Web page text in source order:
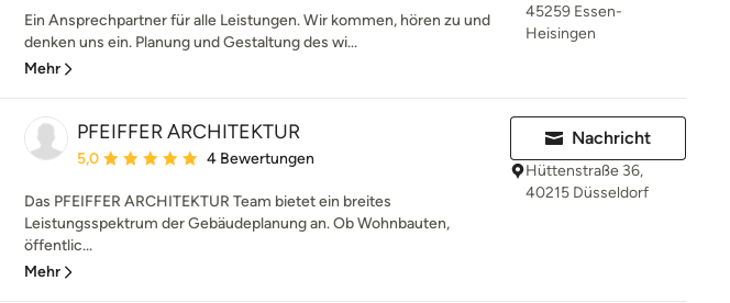
Ein Ansprechpartner für alle Leistungen. Wir kommen, hören zu und
denken uns ein. Planung und Gestaltung des wi...
Mehr
45259 Essen-
Heisingen
PFEIFFER ARCHITEKTUR
Durchschnittliche Bewertung: 5 von 5 Sternen
5,0 4 Bewertungen
Das PFEIFFER ARCHITEKTUR Team bietet ein breites
Leistungsspektrum der Gebäudeplanung an. Ob Wohnbauten,
öffentlic...
Mehr
Nachricht
Hüttenstraße 36,
40215 Düsseldorf